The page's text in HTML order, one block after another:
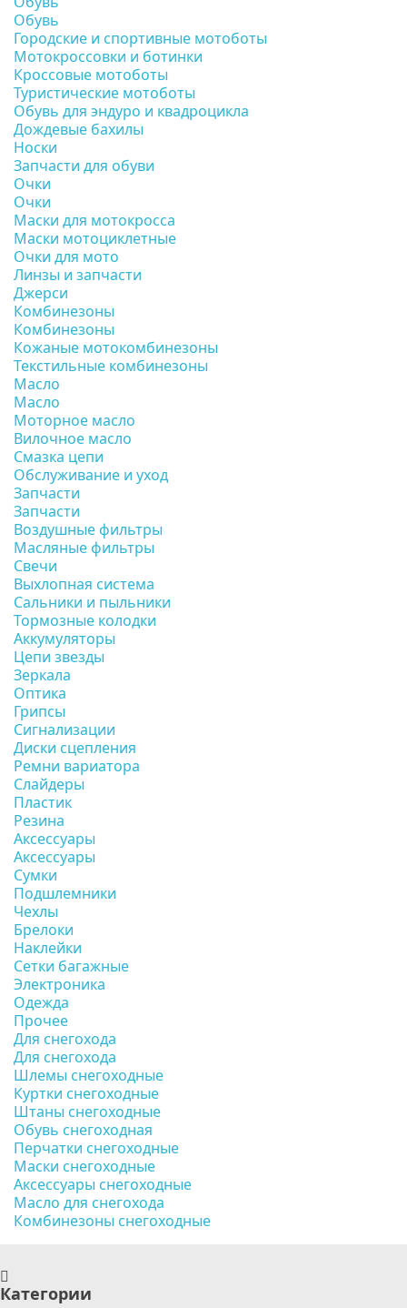
Обувь
Городские и спортивные мотоботы
Мотокроссовки и ботинки
Кроссовые мотоботы
Туристические мотоботы
Обувь для эндуро и квадроцикла
Дождевые бахилы
Носки
Запчасти для обуви
Очки
Очки
Маски для мотокросса
Маски мотоциклетные
Очки для мото
Линзы и запчасти
Джерси
Комбинезоны
Комбинезоны
Кожаные мотокомбинезоны
Текстильные комбинезоны
Масло
Масло
Моторное масло
Вилочное масло
Смазка цепи
Обслуживание и уход
Запчасти
Запчасти
Воздушные фильтры
Масляные фильтры
Свечи
Выхлопная система
Сальники и пыльники
Тормозные колодки
Аккумуляторы
Цепи звезды
Зеркала
Оптика
Грипсы
Сигнализации
Диски сцепления
Ремни вариатора
Слайдеры
Пластик
Резина
Аксессуары
Аксессуары
Сумки
Подшлемники
Чехлы
Брелоки
Наклейки
Сетки багажные
Электроника
Одежда
Прочее
Для снегохода
Для снегохода
Шлемы снегоходные
Куртки снегоходные
Штаны снегоходные
Обувь снегоходная
Перчатки снегоходные
Маски снегоходные
Аксессуары снегоходные
Масло для снегохода
Комбинезоны снегоходные
Категории